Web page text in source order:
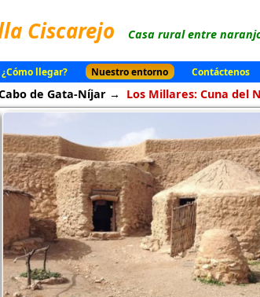
Ciscarejo Casa rural entre
¿Cómo llegar? Nuestro entorno Contáctenos
de Gata-Níjar → Los Millares: Cuna del